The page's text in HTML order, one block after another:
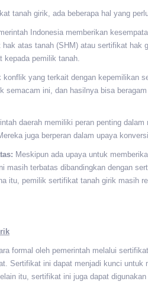
tanah girik, ada beberapa hal yang
Indonesia memberikan
atas tanah (SHM) atau sertifikat hak
kepada pemilik tanah.
konflik yang terkait dengan kepemilikan
semacam ini, dan hasilnya bisa
daerah memiliki peran penting
juga berperan dalam upaya
Meskipun ada upaya untuk
masih terbatas dibandingkan dengan
itu, pemilik sertifikat tanah girik masih
formal oleh pemerintah melalui
Sertifikat ini dapat menjadi kunci untuk
itu, sertifikat ini juga dapat